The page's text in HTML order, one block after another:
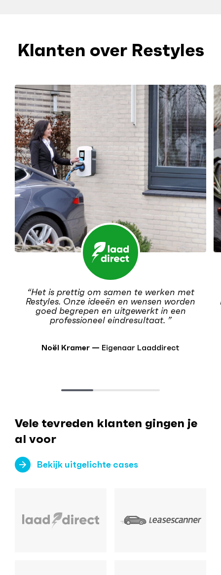
Klanten over Restyles
“Het is prettig om samen te werken met
Restyles. Onze ideeën en wensen worden
goed begrepen en uitgewerkt in een
professioneel eindresultaat. ”
Noël Kramer — Eigenaar Laaddirect
Vele tevreden klanten gingen je
al voor
Bekijk uitgelichte cases